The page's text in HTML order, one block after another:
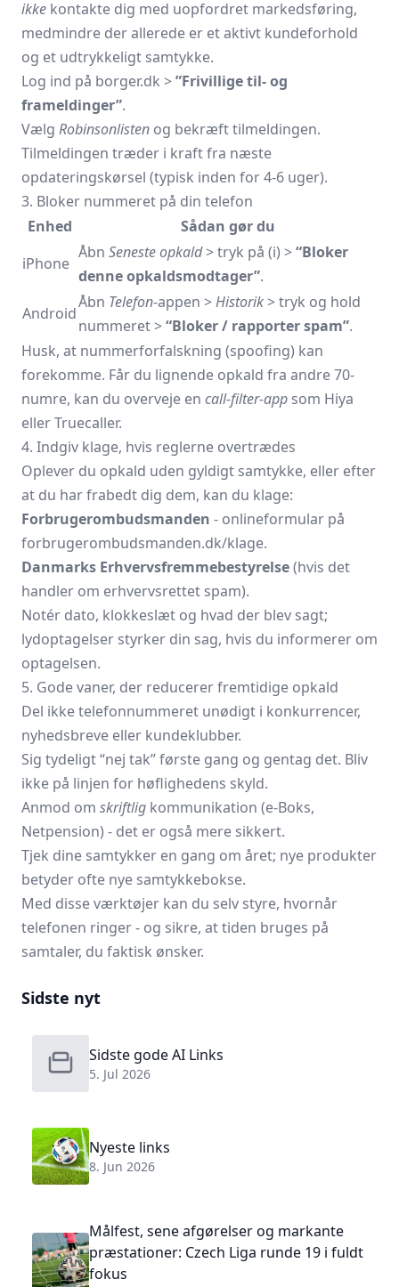
ikke kontakte dig med uopfordret markedsføring,
medmindre der allerede er et aktivt kundeforhold
og et udtrykkeligt samtykke.
Log ind på borger.dk >”Frivillige til- og
frameldinger”.
Vælg Robinsonlisten og bekræft tilmeldingen.
Tilmeldingen træder i kraft fra næste
opdateringskørsel (typisk inden for 4-6 uger).
3. Bloker nummeret på din telefon
Enhed
Sådan gør du
iPhone
Åbn Seneste opkald> tryk på (i) >“Bloker
denne opkalds­modtager”.
Android
Åbn Telefon-appen >Historik> tryk og hold
nummeret >“Bloker / rapporter spam”.
Husk, at nummerforfalskning (spoofing) kan
forekomme. Får du lignende opkald fra andre 70-
numre, kan du overveje en call-filter-app som Hiya
eller Truecaller.
4. Indgiv klage, hvis reglerne overtrædes
Oplever du opkald uden gyldigt samtykke, eller efter
at du har frabedt dig dem, kan du klage:
Forbrugerombudsmanden - onlineformular på
forbrugerombudsmanden.dk/klage.
Danmarks Erhvervsfremmebestyrelse(hvis det
handler om erhvervsrettet spam).
Notér dato, klokkeslæt og hvad der blev sagt;
lydoptagelser styrker din sag, hvis du informerer om
optagelsen.
5. Gode vaner, der reducerer fremtidige opkald
Del ikke telefonnummeret unødigt i konkurrencer,
nyhedsbreve eller kundeklubber.
Sig tydeligt “nej tak” første gang og gentag det. Bliv
ikke på linjen for høflighedens skyld.
Anmod om skriftlig kommunikation (e-Boks,
Netpension) - det er også mere sikkert.
Tjek dine samtykker en gang om året; nye produkter
betyder ofte nye samtykkebokse.
Med disse værktøjer kan du selv styre, hvornår
telefonen ringer - og sikre, at tiden bruges på
samtaler, du faktisk ønsker.
Sidste nyt
Sidste gode AI Links
5. Jul 2026
Nyeste links
8. Jun 2026
Målfest, sene afgørelser og markante
præstationer: Czech Liga runde 19 i fuldt
fokus